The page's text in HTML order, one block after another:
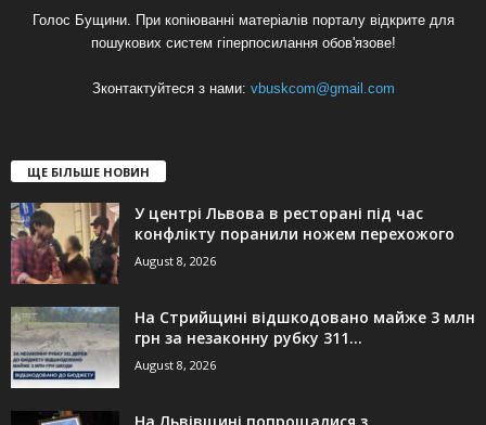
Голос Бущини. При копіюванні матеріалів порталу відкрите для
пошукових систем гіперпосилання обов'язове!
Зконтактуйтеся з нами: vbuskcom@gmail.com
ЩЕ БІЛЬШЕ НОВИН
У центрі Львова в ресторані під час
конфлікту поранили ножем перехожого
August 8, 2026
На Стрийщині відшкодовано майже 3 млн
грн за незаконну рубку 311...
August 8, 2026